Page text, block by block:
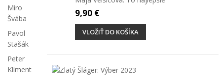
Miro
Švába
Pavol
Stašák
Peter
Kliment
9,90 €
VLOŽIŤ DO KOŠÍKA